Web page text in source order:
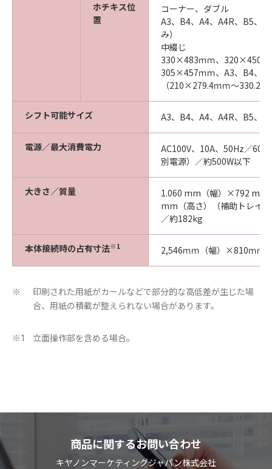
ホチキス位
置
コーナー、ダブル
A3、B4、A4、A4R、B5、
み）
中綴じ
330×483ｍｍ、320×450ｍ
305×457ｍｍ、A3、B4、
（210×279.4ｍｍ～
シフト可能サイズ A3、B4、A4、A4R、B5、
電源／最大消費電力
AC100V、10A、50Hz／
別電源）／約500W以下
大きさ／質量
1.060 mm（幅）×792 mm
mm（高さ）（補助トレイ
／約182kg
本体接続時の占有寸法※1 2,546ｍｍ（幅）×810ｍｍ
※
印刷された用紙がカールなどで部分的な高低差が生じた場
合、用紙の積載が整えられない場合があります。
※1 立面操作部を含める場合。
商品に関するお問い合わせ
キヤノンマーケティングジャパン株式会社